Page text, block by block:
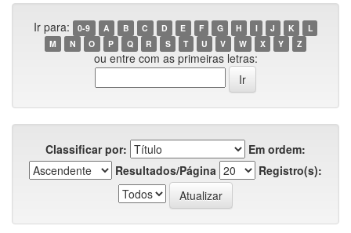
Ir para: 0-9 A B C D E F G H I J K
L
M
N O P Q R S T U V W X Y Z
ou entre com as primeiras letras:
Classificar por:
Em ordem:
Resultados/Página
Registro(s):